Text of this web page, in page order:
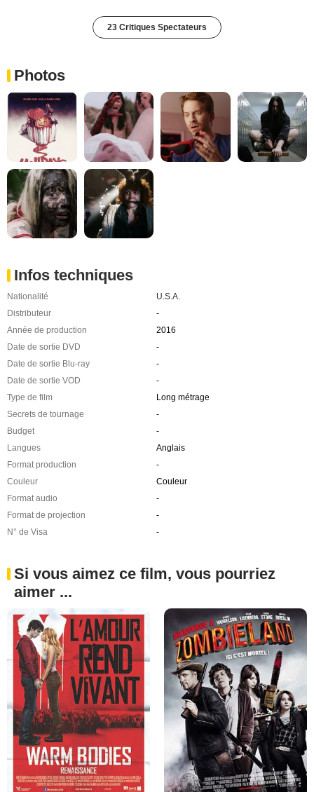
23 Critiques Spectateurs
Photos
Infos techniques
Nationalité
U.S.A.
Distributeur
-
Année de production
2016
Date de sortie DVD
-
Date de sortie Blu-ray
-
Date de sortie VOD
-
Type de film
Long métrage
Secrets de tournage
-
Budget
-
Langues
Anglais
Format production
-
Couleur
Couleur
Format audio
-
Format de projection
-
N° de Visa
-
Si vous aimez ce film, vous pourriez
aimer ...